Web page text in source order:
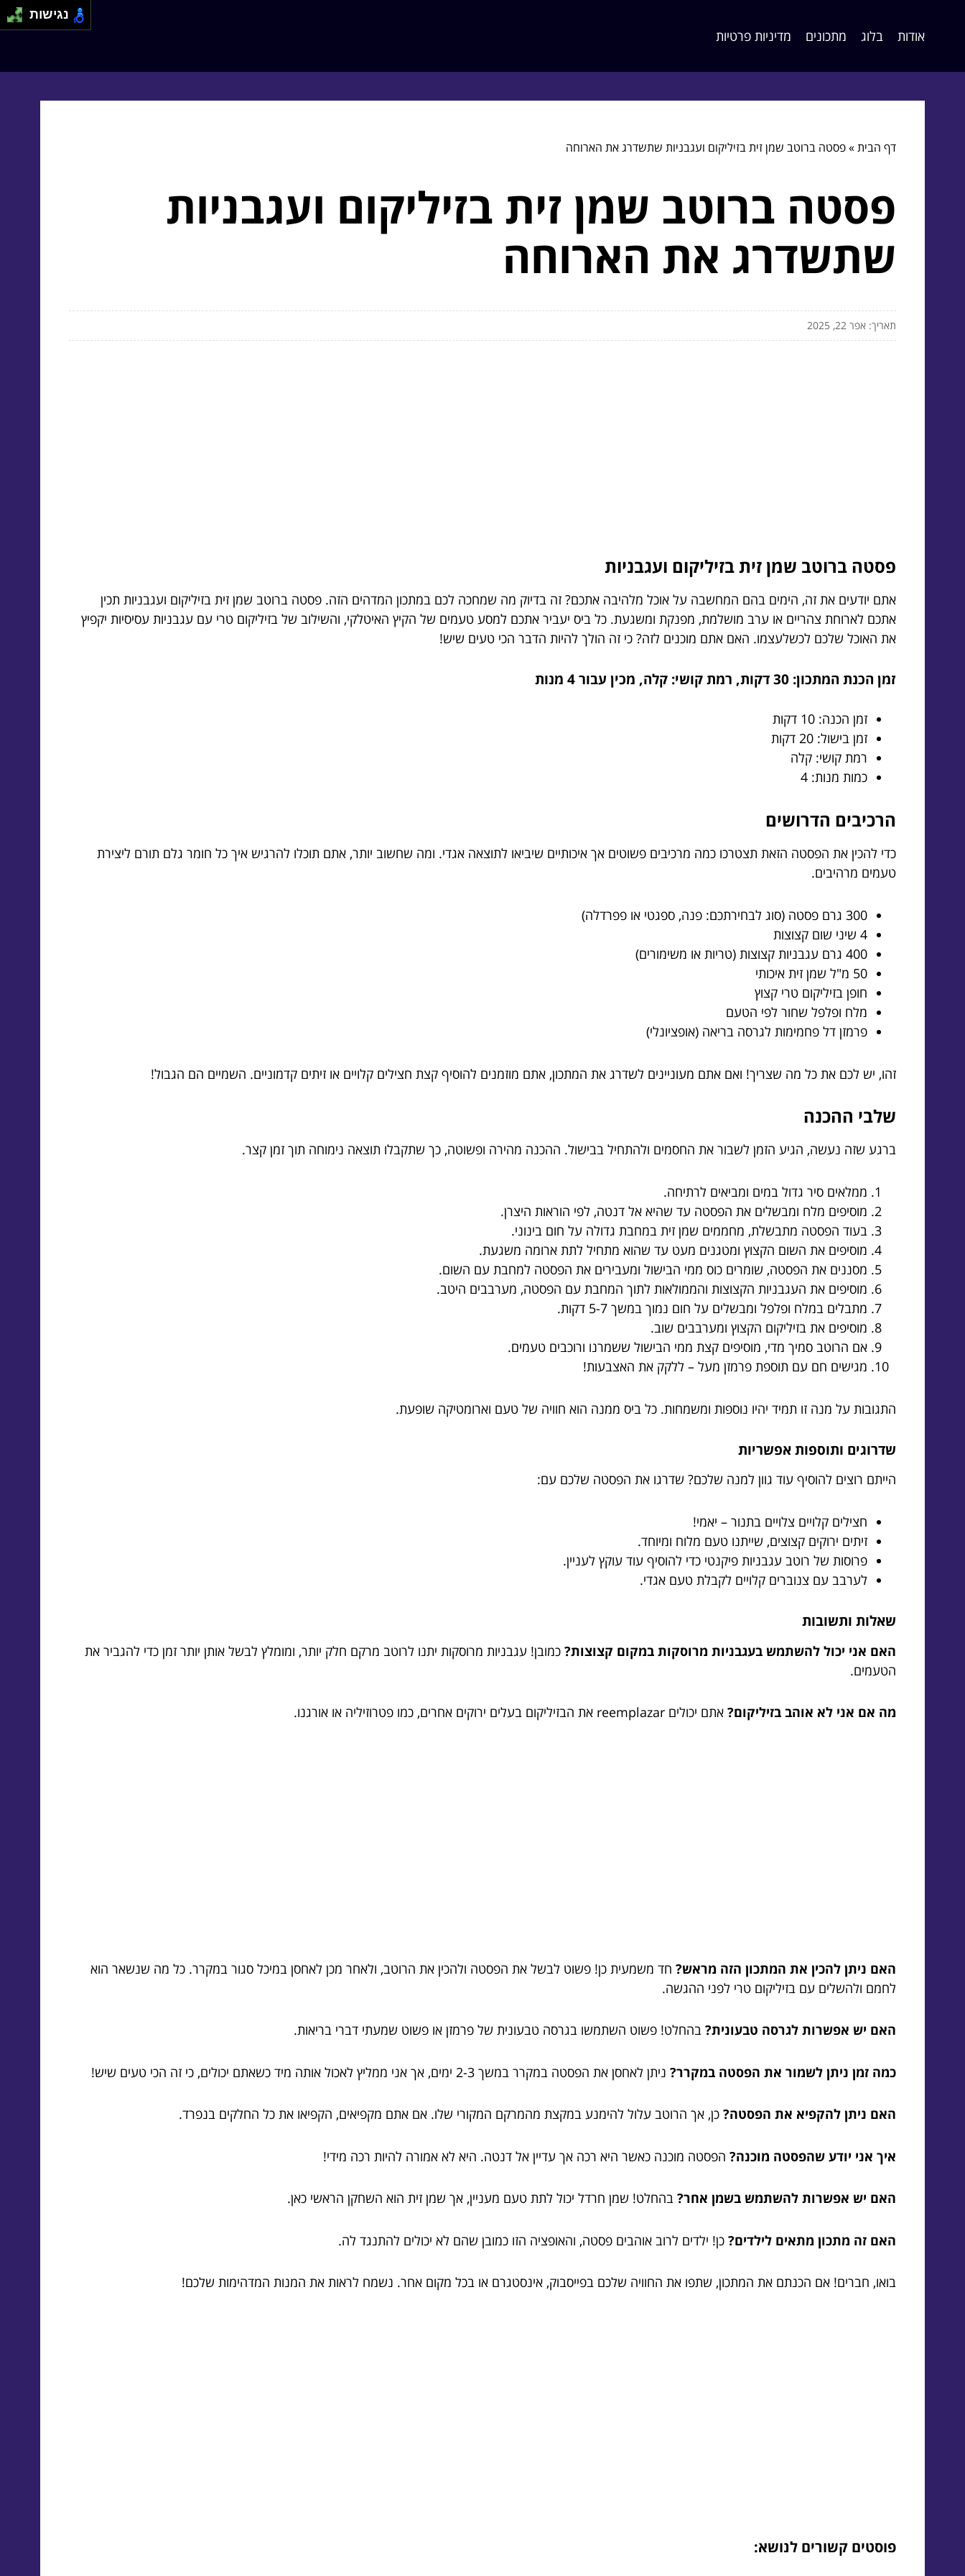
אודות בלוג מתכונים מדיניות פרטיות
דף הבית»פסטה ברוטב שמן זית בזיליקום ועגבניות שתשדרג את הארוחה
פסטה ברוטב שמן זית בזיליקום ועגבניות
שתשדרג את הארוחה
תאריך: אפר 22, 2025
פסטה ברוטב שמן זית בזיליקום ועגבניות
אתם יודעים את זה, הימים בהם המחשבה על אוכל מלהיבה אתכם? זה בדיוק מה שמחכה לכם במתכון המדהים הזה. פסטה ברוטב שמן זית בזיליקום ועגבניות תכין
אתכם לארוחת צהריים או ערב מושלמת, מפנקת ומשגעת. כל ביס יעביר אתכם למסע טעמים של הקיץ האיטלקי, והשילוב של בזיליקום טרי עם עגבניות עסיסיות יקפיץ
את האוכל שלכם לכשלעצמו. האם אתם מוכנים לזה? כי זה הולך להיות הדבר הכי טעים שיש!
זמן הכנת המתכון: 30 דקות, רמת קושי: קלה, מכין עבור 4 מנות
זמן הכנה: 10 דקות
זמן בישול: 20 דקות
רמת קושי: קלה
כמות מנות: 4
הרכיבים הדרושים
כדי להכין את הפסטה הזאת תצטרכו כמה מרכיבים פשוטים אך איכותיים שיביאו לתוצאה אגדי. ומה שחשוב יותר, אתם תוכלו להרגיש איך כל חומר גלם תורם ליצירת
טעמים מרהיבים.
300 גרם פסטה (סוג לבחירתכם: פנה, ספגטי או פפרדלה)
4 שיני שום קצוצות
400 גרם עגבניות קצוצות (טריות או משימורים)
50 מ"ל שמן זית איכותי
חופן בזיליקום טרי קצוץ
מלח ופלפל שחור לפי הטעם
פרמזן דל פחמימות לגרסה בריאה (אופציונלי)
זהו, יש לכם את כל מה שצריך! ואם אתם מעוניינים לשדרג את המתכון, אתם מוזמנים להוסיף קצת חצילים קלויים או זיתים קדמוניים. השמיים הם הגבול!
שלבי ההכנה
ברגע שזה נעשה, הגיע הזמן לשבור את החסמים ולהתחיל בבישול. ההכנה מהירה ופשוטה, כך שתקבלו תוצאה נימוחה תוך זמן קצר.
ממלאים סיר גדול במים ומביאים לרתיחה.
מוסיפים מלח ומבשלים את הפסטה עד שהיא אל דנטה, לפי הוראות היצרן.
בעוד הפסטה מתבשלת, מחממים שמן זית במחבת גדולה על חום בינוני.
מוסיפים את השום הקצוץ ומטגנים מעט עד שהוא מתחיל לתת ארומה משגעת.
מסננים את הפסטה, שומרים כוס ממי הבישול ומעבירים את הפסטה למחבת עם השום.
מוסיפים את העגבניות הקצוצות והממולאות לתוך המחבת עם הפסטה, מערבבים היטב.
מתבלים במלח ופלפל ומבשלים על חום נמוך במשך 5-7 דקות.
מוסיפים את בזיליקום הקצוץ ומערבבים שוב.
אם הרוטב סמיך מדי, מוסיפים קצת ממי הבישול ששמרנו ורוכבים טעמים.
מגישים חם עם תוספת פרמזן מעל – ללקק את האצבעות!
התגובות על מנה זו תמיד יהיו נוספות ומשמחות. כל ביס ממנה הוא חוויה של טעם וארומטיקה שופעת.
שדרוגים ותוספות אפשריות
הייתם רוצים להוסיף עוד גוון למנה שלכם? שדרגו את הפסטה שלכם עם:
חצילים קלויים צלויים בתנור – יאמי!
זיתים ירוקים קצוצים, שייתנו טעם מלוח ומיוחד.
פרוסות של רוטב עגבניות פיקנטי כדי להוסיף עוד עוקץ לעניין.
לערבב עם צנוברים קלויים לקבלת טעם אגדי.
שאלות ותשובות
האם אני יכול להשתמש בעגבניות מרוסקות במקום קצוצות? כמובן! עגבניות מרוסקות יתנו לרוטב מרקם חלק יותר, ומומלץ לבשל אותן יותר זמן כדי להגביר את
הטעמים.
מה אם אני לא אוהב בזיליקום? אתם יכולים reemplazar את הבזיליקום בעלים ירוקים אחרים, כמו פטרוזיליה או אורגנו.
האם ניתן להכין את המתכון הזה מראש? חד משמעית כן! פשוט לבשל את הפסטה ולהכין את הרוטב, ולאחר מכן לאחסן במיכל סגור במקרר. כל מה שנשאר הוא
לחמם ולהשלים עם בזיליקום טרי לפני ההגשה.
האם יש אפשרות לגרסה טבעונית? בהחלט! פשוט השתמשו בגרסה טבעונית של פרמזן או פשוט שמעתי דברי בריאות.
כמה זמן ניתן לשמור את הפסטה במקרר? ניתן לאחסן את הפסטה במקרר במשך 2-3 ימים, אך אני ממליץ לאכול אותה מיד כשאתם יכולים, כי זה הכי טעים שיש!
האם ניתן להקפיא את הפסטה? כן, אך הרוטב עלול להימנע במקצת מהמרקם המקורי שלו. אם אתם מקפיאים, הקפיאו את כל החלקים בנפרד.
איך אני יודע שהפסטה מוכנה? הפסטה מוכנה כאשר היא רכה אך עדיין אל דנטה. היא לא אמורה להיות רכה מידי!
האם יש אפשרות להשתמש בשמן אחר? בהחלט! שמן חרדל יכול לתת טעם מעניין, אך שמן זית הוא השחקן הראשי כאן.
האם זה מתכון מתאים לילדים? כן! ילדים לרוב אוהבים פסטה, והאופציה הזו כמובן שהם לא יכולים להתנגד לה.
בואו, חברים! אם הכנתם את המתכון, שתפו את החוויה שלכם בפייסבוק, אינסטגרם או בכל מקום אחר. נשמח לראות את המנות המדהימות שלכם!
פוסטים קשורים לנושא:
נגישות